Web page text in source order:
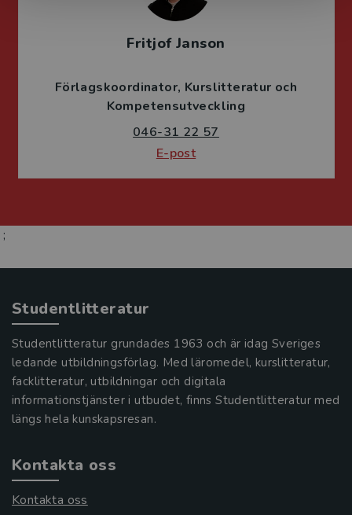
Fritjof Janson
Förlagskoordinator Kurslitteratur och
Kompetensutveckling
046-31 22 57
E-post
;
Studentlitteratur
Studentlitteratur grundades 1963 och är idag Sveriges
ledande utbildningsförlag. Med läromedel, kurslitteratur,
facklitteratur, utbildningar och digitala
informationstjänster i utbudet, finns Studentlitteratur med
längs hela kunskapsresan.
Kontakta oss
Kontakta oss